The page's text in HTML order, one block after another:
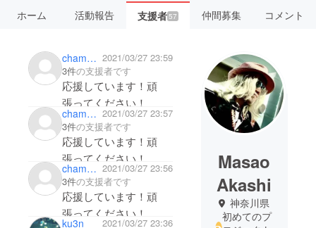
ホーム 活動報告 支援者57 仲間募集 コメント
chammika 2021/03/27 23:59
3件の支援者です
応援しています！頑
張ってください！
chammika 2021/03/27 23:57
3件の支援者です
応援しています！頑
張ってください！
chammika 2021/03/27 23:56
3件の支援者です
応援しています！頑
張ってください！
ku3n
2021/03/27 23:36
Masao
Akashi
神奈川県
初めてのプ